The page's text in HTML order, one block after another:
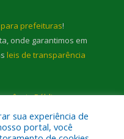
prefeituras!
onde garantimos em
leis de transparência
Pública
sua experiência de
portal, você